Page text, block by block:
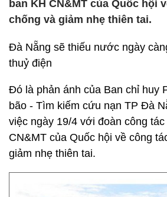
ban KH CN&MT của Quốc hội
chống và giảm nhẹ thiên tai.
Đà Nẵng sẽ thiếu nước ngày
thuỷ điện
Đó là phản ánh của Ban chỉ huy
bão - Tìm kiếm cứu nạn TP Đà
việc ngày 19/4 với đoàn công
CN&MT của Quốc hội về công
giảm nhẹ thiên tai.